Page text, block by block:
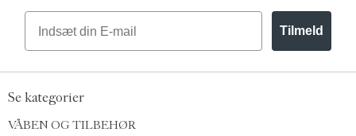
Email
Tilmeld
Se kategorier
VÅBEN OG TILBEHØR